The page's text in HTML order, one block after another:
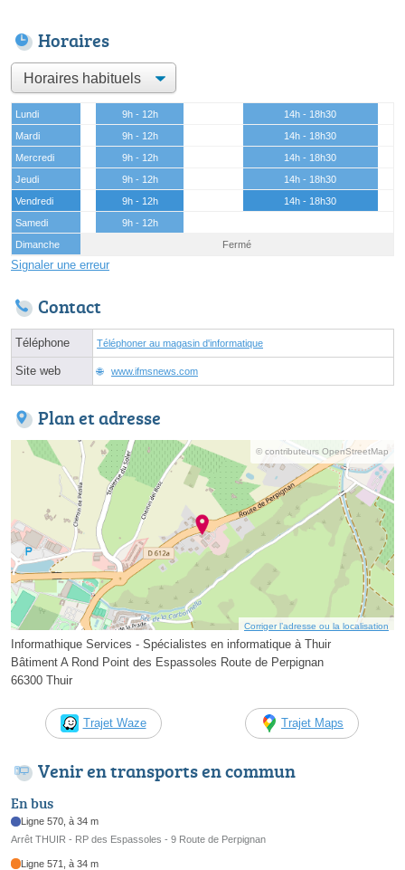
Horaires
Lundi 9h - 12h
14h - 18h30
Mardi
9h - 12h
14h - 18h30
Mercredi
9h - 12h
14h - 18h30
Jeudi
9h - 12h
14h - 18h30
Vendredi
9h - 12h
14h - 18h30
Samedi
9h - 12h
Dimanche
Fermé
Signaler une erreur
Contact
Téléphone Téléphoner au magasin d'informatique
Site web www.ifmsnews.com
Plan et adresse
© contributeurs OpenStreetMap
Corriger l’adresse ou la localisation
Informathique Services - Spécialistes en informatique à Thuir
Bâtiment A Rond Point des Espassoles Route de Perpignan
66300 Thuir
Trajet Waze Trajet Maps
Venir en transports en commun
En bus
Ligne 570, à 34 m
Arrêt THUIR - RP des Espassoles - 9 Route de Perpignan
Ligne 571, à 34 m